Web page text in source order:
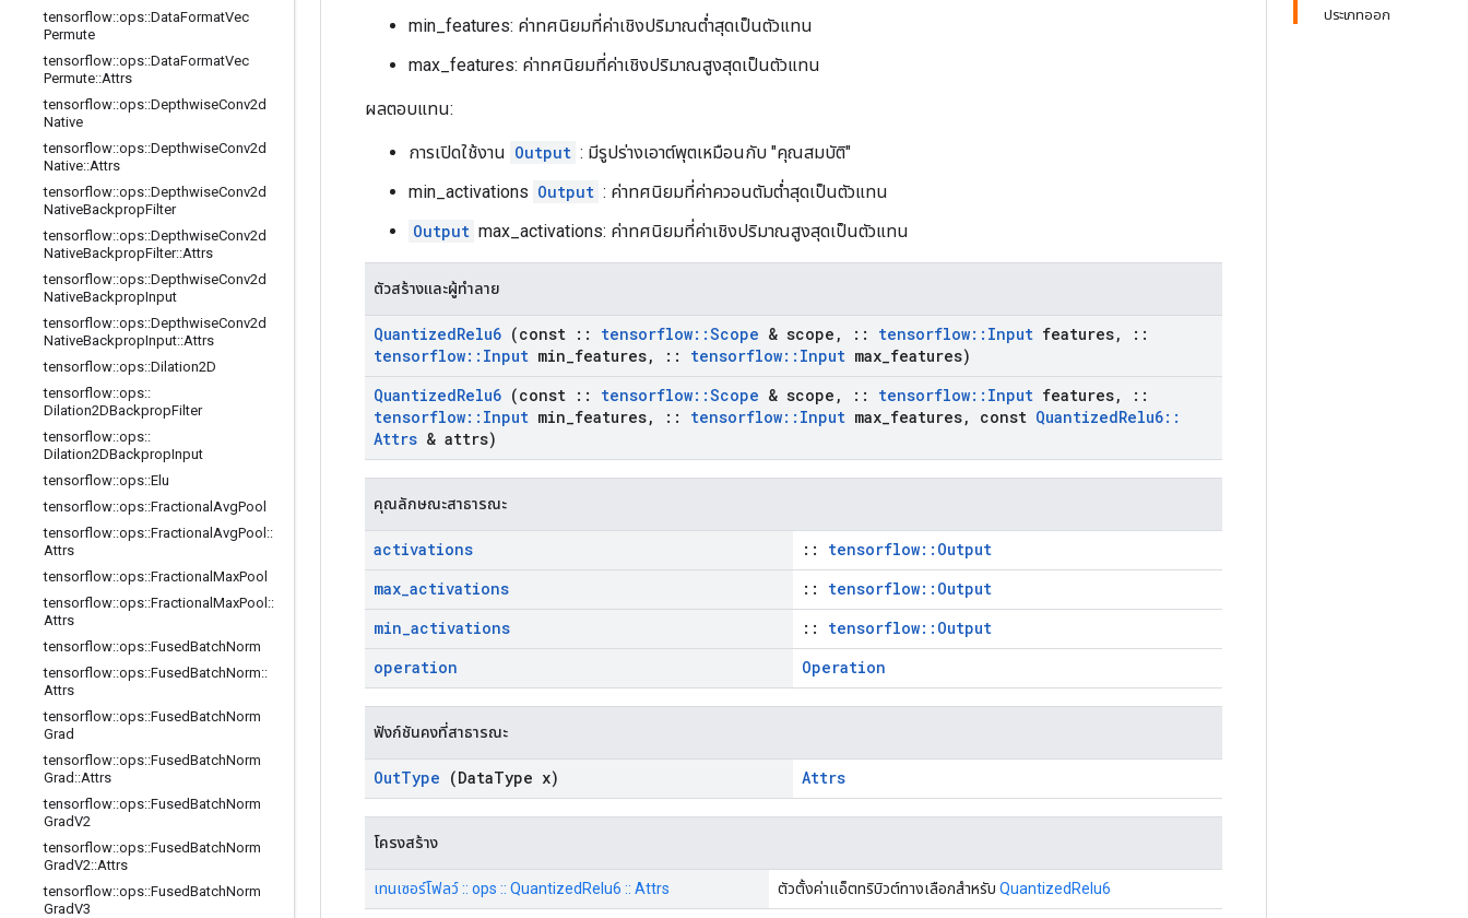
tensorflow::ops::DataFormatVec
Permute
tensorflow::ops::DataFormatVec
Permute::Attrs
tensorflow::ops::DepthwiseConv2d
Native
tensorflow::ops::DepthwiseConv2d
Native::Attrs
tensorflow::ops::DepthwiseConv2d
NativeBackpropFilter
tensorflow::ops::DepthwiseConv2d
NativeBackpropFilter::Attrs
tensorflow::ops::DepthwiseConv2d
NativeBackpropInput
tensorflow::ops::DepthwiseConv2d
NativeBackpropInput::Attrs
tensorflow::ops::Dilation2D
tensorflow::ops::
Dilation2DBackpropFilter
tensorflow::ops::
Dilation2DBackpropInput
tensorflow::ops::Elu
tensorflow::ops::Fractional AvgPool
tensorflow::ops::Fractional AvgPool ::
Attrs
tensorflow::ops::Fractional MaxPool
tensorflow::ops::Fractional MaxPool ::
Attrs
tensorflow::ops::FusedBatchNorm
tensorflow::ops::FusedBatchNorm::
Attrs
tensorflow::ops::FusedBatchNorm
Grad
tensorflow::ops::FusedBatchNorm
Grad ::Attrs
tensorflow::ops::FusedBatchNorm
GradV2
tensorflow::ops::FusedBatchNorm
GradV2::Attrs
tensorflow::ops::FusedBatchNorm
GradV3
ประเภทออก
min_features: ค่าทศนิยมที่ค่าเชิงปริมาณต่ำสุดเป็นตัวแทน
max_features: ค่าทศนิยมที่ค่าเชิงปริมาณสูงสุดเป็นตัวแทน
ผลตอบแทน:
การเปิดใช้งาน Output : มีรูปร่างเอาต์พุตเหมือนกับ "คุณสมบัติ"
min_activations Output : ค่าทศนิยมที่ค่าควอนตัมต่ำสุดเป็นตัวแทน
Output max_activations: ค่าทศนิยมที่ค่าเชิงปริมาณสูงสุดเป็นตัวแทน
ตัวสร้างและผู้ทำลาย
QuantizedRelu6 (const :: tensorflow::Scope & scope , :: tensorflow:: Input features,
::
tensorflow:: Input min features, :: tensorflow:: Input max features)
QuantizedRelu6 (const :: tensorflow::Scope & scope , :: tensorflow:: Input features,
::
tensorflow:: Input min features, :: tensorflow:: Input max features, const QuantizedRelu6::
Attrs & attrs)
คุณลักษณะสาธารณะ
activations :: tensorflow::Output
max_activations :: tensorflow::Output
min_activations :: tensorflow::Output
operation
Operation
ฟังก์ชันคงที่สาธารณะ
OutType (DataType x) Attrs
โครงสร้าง
เทนเซอร์โฟลว์ :: ops :: QuantizedRelu6 :: Attrs ตัวตั้งค่าแอ็ตทริบิวต์ทางเลือกสำหรับ QuantizedRelu6